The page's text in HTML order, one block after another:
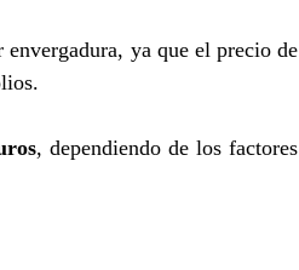
ya que el precio de
, dependiendo de los factores